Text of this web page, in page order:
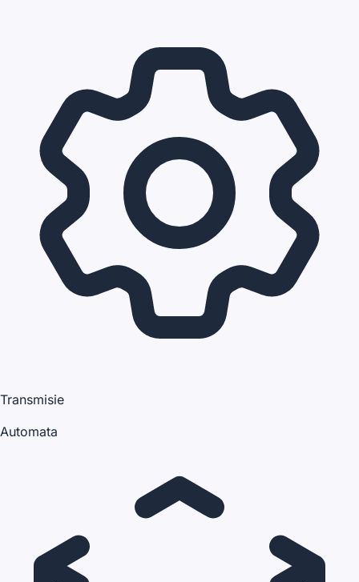
Transmisie
Automata